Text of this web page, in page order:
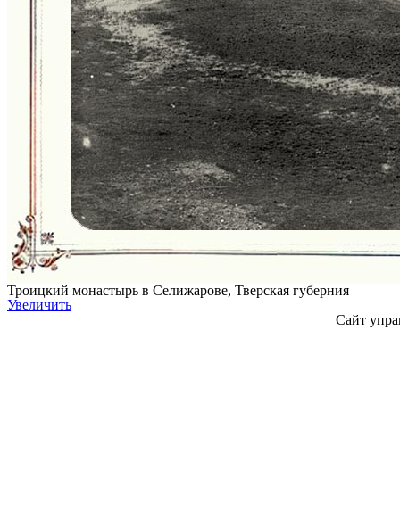
Троицкий монастырь в Селижарове, Тверская губерния
Увеличить
Сайт